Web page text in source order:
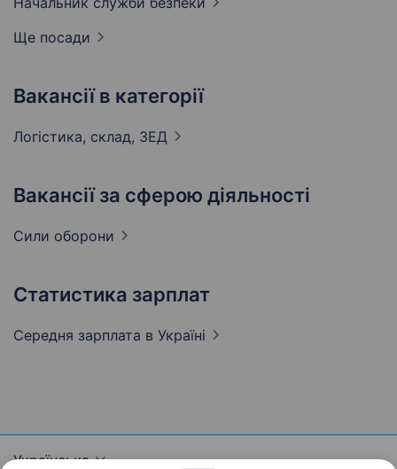
Ще посади
Вакансії в категорії
Логістика, склад, ЗЕД
Вакансії за сферою діяльності
Сили оборони
Статистика зарплат
Середня зарплата в Україні
Українська